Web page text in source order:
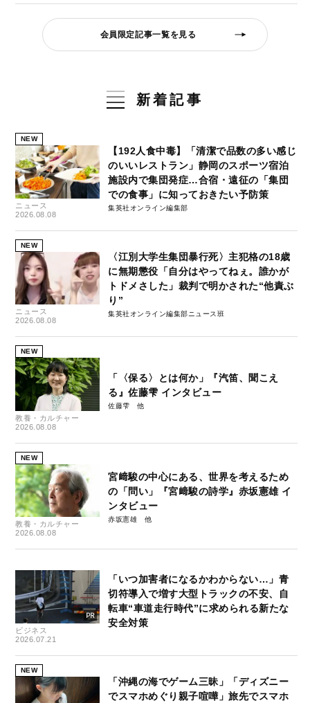
会員限定記事一覧を見る
新着記事
NEW
ニュース
2026.08.08
【192人食中毒】「清潔で品数の多い感じ
のいいレストラン」静岡のスポーツ宿泊
施設内で集団発症…合宿・遠征の「集団
での食事」に知っておきたい予防策
集英社オンライン編集部
NEW
ニュース
2026.08.08
〈江別大学生集団暴行死〉主犯格の18歳
に無期懲役「自分はやってねぇ。誰かが
トドメさした」裁判で明かされた“他責ぶ
り”
集英社オンライン編集部ニュース班
NEW
教養・カルチャー
2026.08.08
「〈保る〉とは何か」『汽笛、聞こえ
る』佐藤雫 インタビュー
佐藤雫
NEW
教養・カルチャー
2026.08.08
宮﨑駿の中心にある、世界を考えるため
の「問い」『宮﨑駿の詩学』赤坂憲雄 イ
ンタビュー
赤坂憲雄
ビジネス
2026.07.21
「いつ加害者になるかわからない…」青
切符導入で増す大型トラックの不安、自
転車“車道走行時代”に求められる新たな
安全対策
NEW
「沖縄の海でゲーム三昧」「ディズニー
でスマホめぐり親子喧嘩」旅先でスマホ